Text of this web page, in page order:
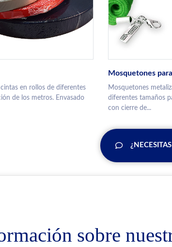
cintas en rollos de diferentes
de los metros. Envasado
Mosquetones
Mosquetones
diferentes tamaños
con cierre de...
sobre